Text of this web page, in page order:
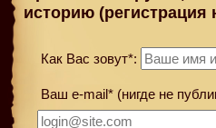
историю (регистрация
Как Вас зовут*:
Ваш e-mail* (нигде не